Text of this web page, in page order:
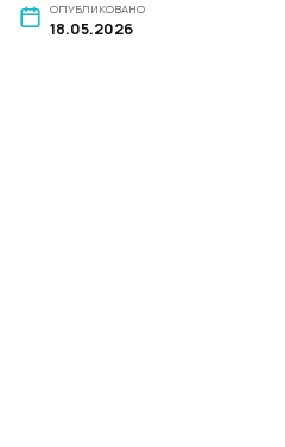
ОПУБЛИКОВАНО
18.05.2026